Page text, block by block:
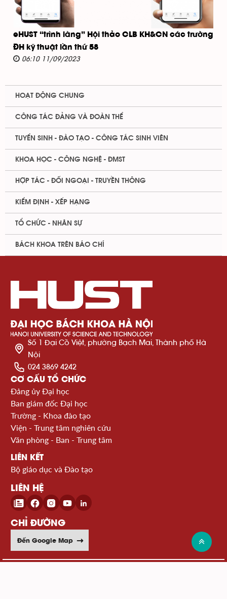
eHUST “trình làng” Hội thảo CLB KH&CN các trường
ĐH kỹ thuật lần thứ 58
06:10 11/09/2023
HOẠT ĐỘNG CHUNG
CÔNG TÁC ĐẢNG VÀ ĐOÀN THỂ
TUYỂN SINH - ĐÀO TẠO - CÔNG TÁC SINH VIÊN
KHOA HỌC - CÔNG NGHỆ - ĐMST
HỢP TÁC - ĐỐI NGOẠI - TRUYỀN THÔNG
KIỂM ĐỊNH - XẾP HẠNG
TỔ CHỨC - NHÂN SỰ
BÁCH KHOA TRÊN BÁO CHÍ
Số 1 Đại Cồ Việt, phường Bạch Mai, Thành phố Hà
Nội
024 3869 4242
CƠ CẤU TỔ CHỨC
Đảng ủy Đại học
Ban giám đốc Đại học
Trường - Khoa đào tạo
Viện - Trung tâm nghiên cứu
Văn phòng - Ban - Trung tâm
LIÊN KẾT
Bộ giáo dục và Đào tạo
LIÊN HỆ
CHỈ ĐƯỜNG
Đến Google Map